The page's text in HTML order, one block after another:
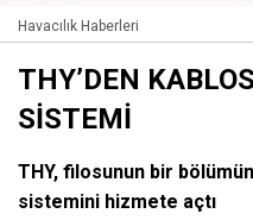
Havacılık Haberleri
THY’DEN
SİSTEMİ
THY, filosunun bir
sistemini hizmete açtı